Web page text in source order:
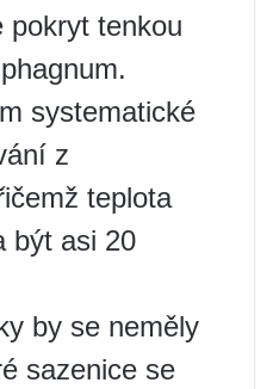
pokryt tenkou
systematické
z
teplota
být asi 20
by se neměly
sazenice se